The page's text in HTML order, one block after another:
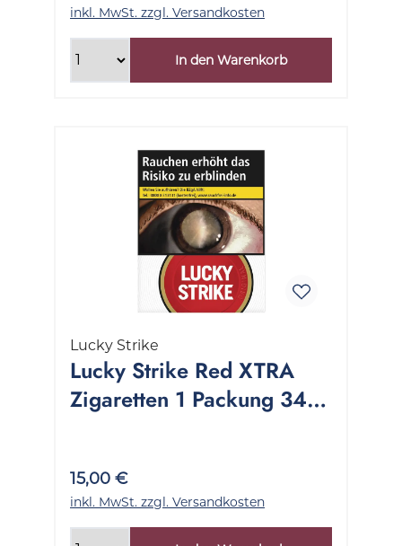
inkl. MwSt. zzgl. Versandkosten
In den Warenkorb
Lucky Strike
Lucky Strike Red XTRA
Zigaretten 1 Packung 34
15,00 €
inkl. MwSt. zzgl. Versandkosten